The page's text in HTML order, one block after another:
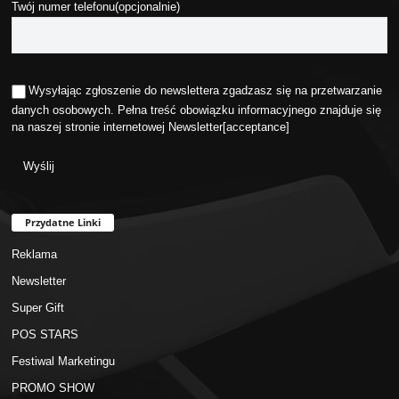
Twój numer telefonu(opcjonalnie)
Wysyłając zgłoszenie do newslettera zgadzasz się na przetwarzanie
danych osobowych. Pełna treść obowiązku informacyjnego znajduje się
na naszej stronie internetowej Newsletter[acceptance]
Przydatne Linki
Reklama
Newsletter
Super Gift
POS STARS
Festiwal Marketingu
PROMO SHOW